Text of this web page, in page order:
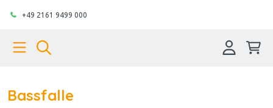
+49 2161 9499 000
Bassfalle